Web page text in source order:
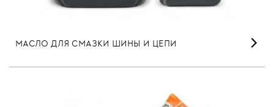
МАСЛО ДЛЯ СМАЗКИ ШИНЫ И ЦЕПИ